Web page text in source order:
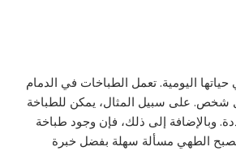
اليومية. تعمل الطباخات في الدمام
شخص. على سبيل المثال، يمكن للطباخة
وبالإضافة إلى ذلك، فإن وجود طباخة
يصبح الطهي مسألة سهلة بفضل خبرة